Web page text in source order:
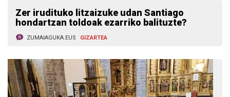
Zer irudituko litzaizuke udan Santiago
hondartzan toldoak ezarriko balituzte?
ZUMAIAGUKA.EUS GIZARTEA